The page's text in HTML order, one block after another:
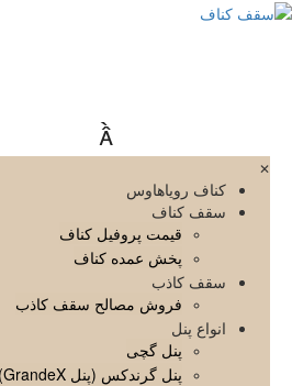

✕
کناف رویاهاوس
سقف کناف
قیمت پروفیل کناف
پخش عمده کناف
سقف کاذب
فروش مصالح سقف کاذب
انواع پنل
پنل گچی
پنل گرندکس (پنل GrandeX)